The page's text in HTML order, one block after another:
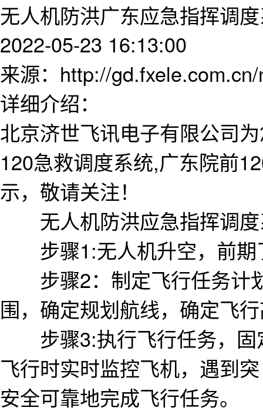
无人机防洪广东应急指挥调
2022-05-23 16:13:00
来源：http://
详细介绍：
北京济世飞讯电子有限公司
120急救调度系统,广东院前
示，敬请关注！
无人机防洪应急指挥调度
步骤1:无人机升空，前期
步骤2：制定飞行任务计
围，确定规划航线，确定飞
步骤3:执行飞行任务，固
飞行时实时监控飞机，遇到
安全可靠地完成飞行任务。